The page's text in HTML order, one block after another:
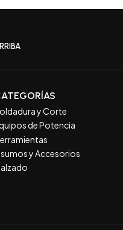
y Corte
de Potencia
y Accesorios